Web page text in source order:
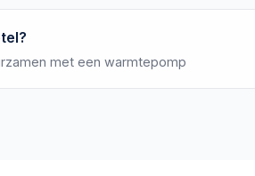
met een warmtepomp